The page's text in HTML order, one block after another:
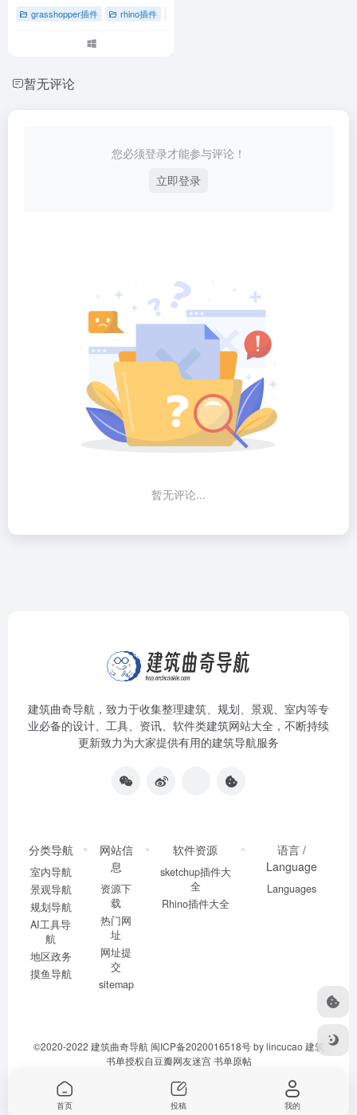
grasshopper插件 rhino插件
暂无评论
您必须登录才能参与评论！
立即登录
暂无评论...
建筑曲奇导航 ，致力于收集整理建筑、规划、景观、室内等专
业必备的设计、工具、资讯、软件类建筑网站大全，不断持续
更新致力为大家提供有用的建筑导航服务
分类导航
室内导航
景观导航
规划导航
AI工具导
航
地区政务
摸鱼导航
网站信
息
资源下
载
热门网
址
网址提
交
sitemap
软件资源
sketchup插件大
全
Rhino插件大全
语言 /
Language
Languages
©2020-2022 建筑曲奇导航 闽ICP备2020016518号by lincucao 建筑
书单授权自豆瓣网友迷宫书单原帖
首页 投稿 我的